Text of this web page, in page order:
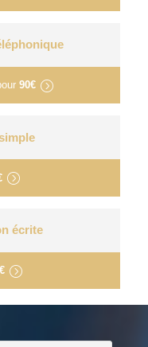
90€
écrite